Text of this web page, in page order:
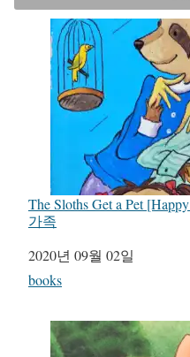
The Sloths Get a Pet
가족
일자
2020년 09월 02일
관련 항목
books